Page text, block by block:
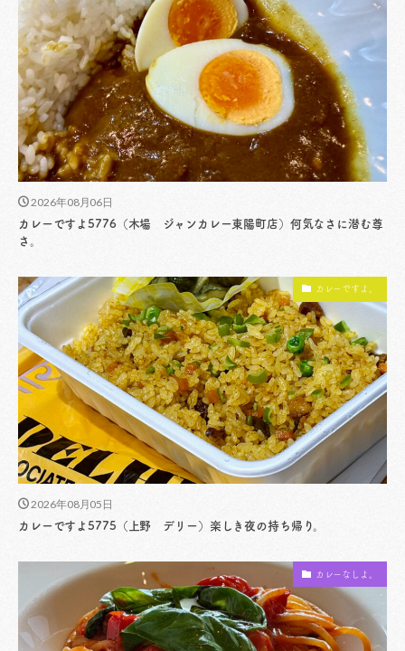
2026年08月06日
カレーですよ5776（木場 ジャンカレー東陽町店）何気なさに潜む尊
さ。
カレーですよ。
2026年08月05日
カレーですよ5775（上野 デリー）楽しき夜の持ち帰り。
カレーなしよ。